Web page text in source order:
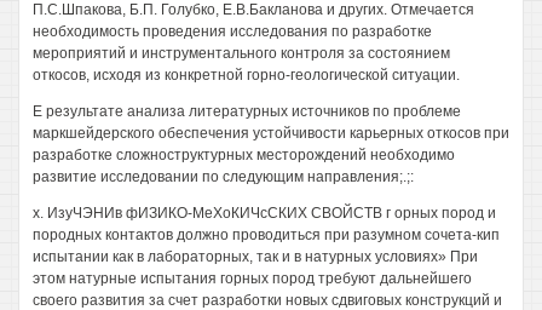
П.С.Шпакова, Б.П. Голубко, Е.В.Бакланова и других. Отмечается
необходимость проведения исследования по разработке
мероприятий и инструментального контроля за состоянием
откосов, исходя из конкретной горно-геологической ситуации.
Е результате анализа литературных источников по проблеме
маркшейдерского обеспечения устойчивости карьерных откосов при
разработке сложноструктурных месторождений необходимо
развитие исследовании по следующим направления;.;:
х. ИзуЧЭНИв фИЗИКО-МеХоКИЧсСКИХ СВОЙСТВ г орных пород и
породных контактов должно проводиться при разумном сочета-кип
испытании как в лабораторных, так и в натурных условиях» При
этом натурные испытания горных пород требуют дальнейшего
своего развития за счет разработки новых сдвиговых конструкций и